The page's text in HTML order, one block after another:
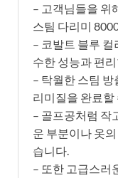
– 고객님들을 위
스팀 다리미
– 코발트 블루
수한 성능과 편
– 탁월한 스팀
리미질을 완료할
– 골프공처럼 작
운 부분이나 옷
습니다.
– 또한 고급스러